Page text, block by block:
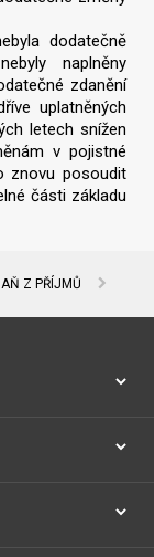
dodatečně
naplněny
zdanění
uplatněných
letech snížen
v pojistné
znovu posoudit
části základu
Z PŘÍJMŮ